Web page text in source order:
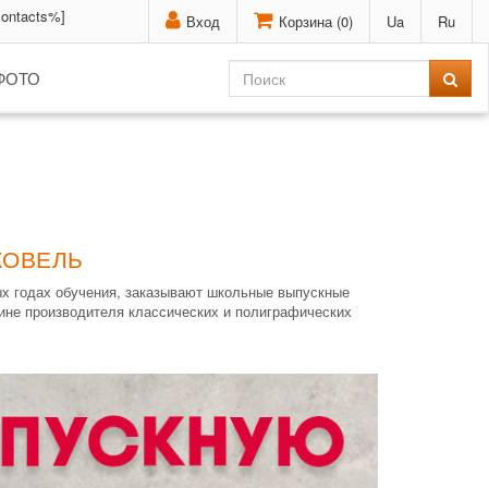
Вход Корзина (0) Ua Ru
годах обучения, заказывают школьные выпускные
производителя классических и полиграфических